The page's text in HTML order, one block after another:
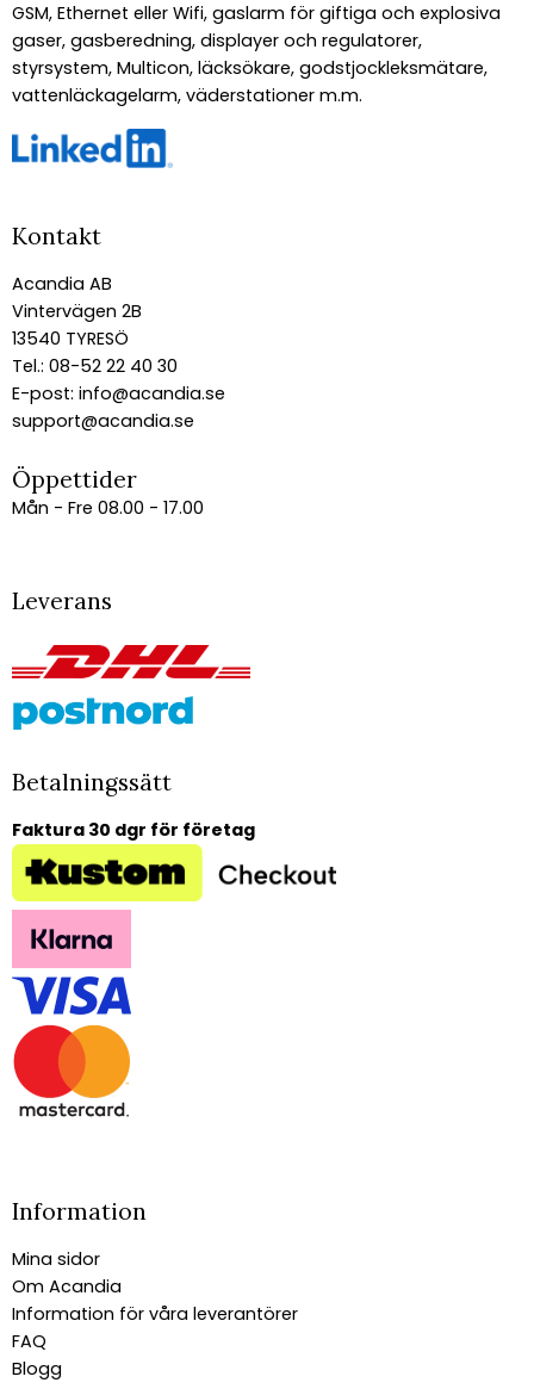
GSM, Ethernet eller Wifi, gaslarm för giftiga och explosiva
gaser, gasberedning, displayer och regulatorer,
styrsystem, Multicon, läcksökare, godstjockleksmätare,
vattenläckagelarm, väderstationer m.m.
Kontakt
Acandia AB
Vintervägen 2B
13540 TYRESÖ
Tel.: 08-52 22 40 30
E-post: info@acandia.se
support@acandia.se
Öppettider
Mån - Fre 08.00 - 17.00
Leverans
Betalningssätt
Faktura 30 dgr för företag
Information
Mina sidor
Om Acandia
Information för våra leverantörer
FAQ
Blogg